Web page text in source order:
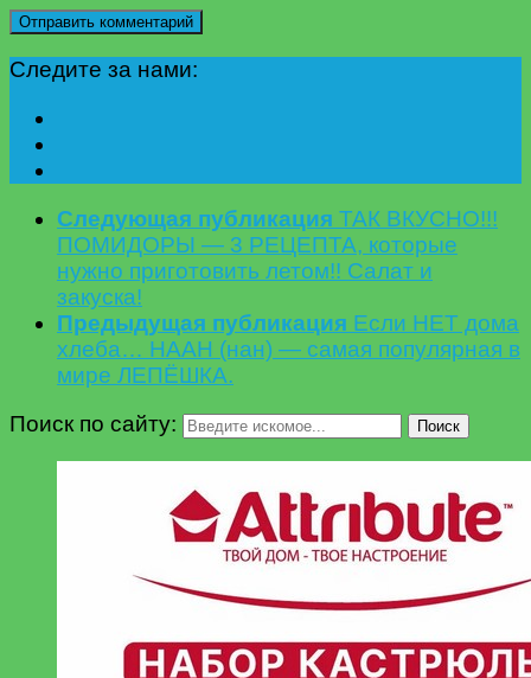
Следите за нами:
Следующая публикация ТАК ВКУСНО!!!
ПОМИДОРЫ — 3 РЕЦЕПТА, которые
нужно приготовить летом!! Салат и
закуска!
Предыдущая публикация Если НЕТ дома
хлеба… НААН (нан) — самая популярная в
мире ЛЕПЁШКА.
Поиск по сайту:
Поиск